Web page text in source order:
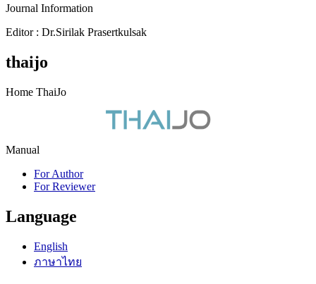
Journal Information
Editor : Dr.Sirilak Prasertkulsak
thaijo
Home ThaiJo
Manual
For Author
For Reviewer
Language
English
ภาษาไทย